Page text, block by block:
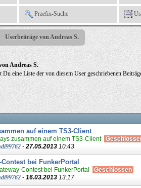
Praefix-Suche
Userbeiträge von Andreas S.
Andreas S.
Du eine Liste der von diesem User geschriebenen
auf einem TS3-Client
zusammen auf einem TS3-Client
- 27.05.2013 10:43
Contest bei FunkerPortal
Contest bei FunkerPortal
Geschlossen
- 16.03.2013 13:17